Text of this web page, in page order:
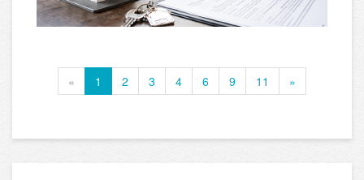
« 1 2 3 4 6 9 11 »